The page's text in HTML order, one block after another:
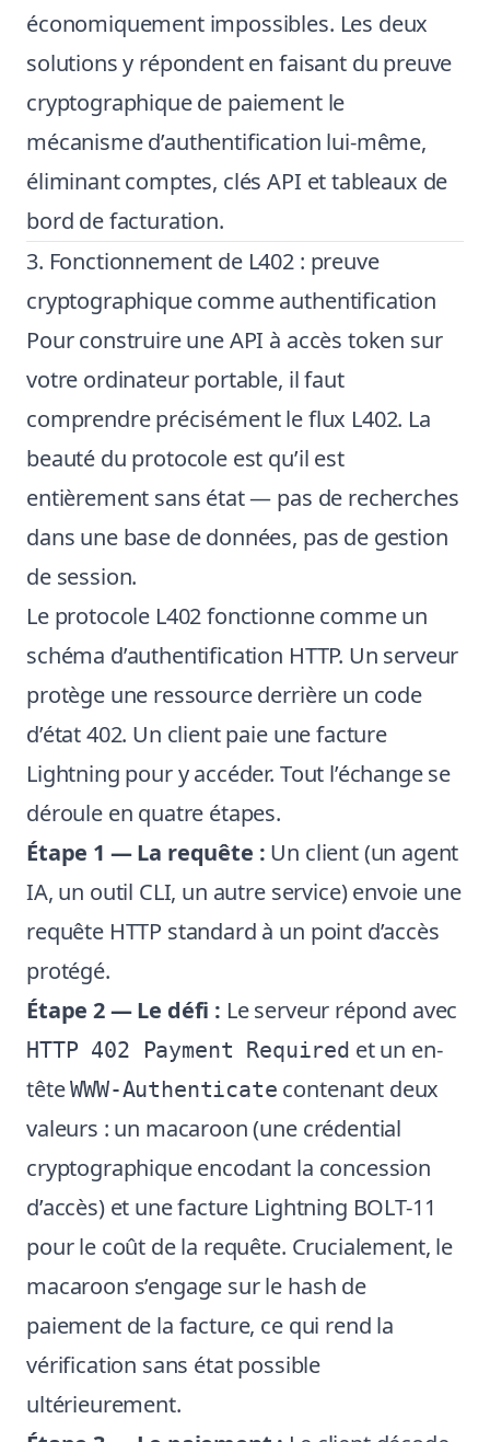
économiquement impossibles. Les deux
solutions y répondent en faisant du preuve
cryptographique de paiement le
mécanisme d’authentification lui-même,
éliminant comptes, clés API et tableaux de
bord de facturation.
3. Fonctionnement de L402 : preuve
cryptographique comme authentification
Pour construire une API à accès token sur
votre ordinateur portable, il faut
comprendre précisément le flux L402. La
beauté du protocole est qu’il est
entièrement sans état — pas de recherches
dans une base de données, pas de gestion
de session.
Le protocole L402 fonctionne comme un
schéma d’authentification HTTP. Un serveur
protège une ressource derrière un code
d’état 402. Un client paie une facture
Lightning pour y accéder. Tout l’échange se
déroule en quatre étapes.
Étape 1 — La requête : Un client (un agent
IA, un outil CLI, un autre service) envoie une
requête HTTP standard à un point d’accès
protégé.
Étape 2 — Le défi : Le serveur répond avec
HTTP 402 Payment Required et un en-
têteWWW-Authenticate contenant deux
valeurs : un macaroon (une crédential
cryptographique encodant la concession
d’accès) et une facture Lightning BOLT-11
pour le coût de la requête. Crucialement, le
macaroon s’engage sur le hash de
paiement de la facture, ce qui rend la
vérification sans état possible
ultérieurement.